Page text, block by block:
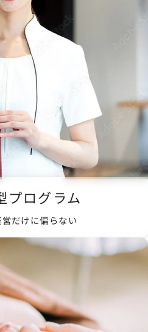
プログラム
だけに偏らない